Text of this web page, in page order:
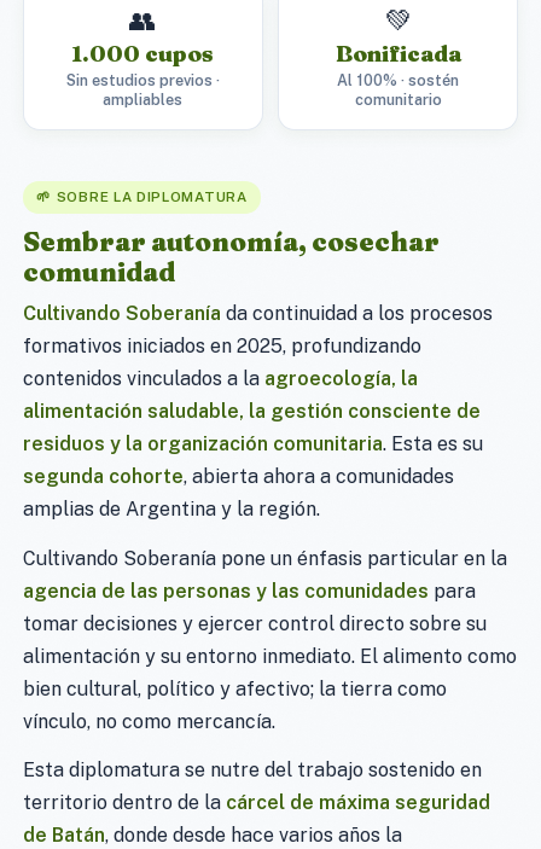
👥
1.000 cupos
Sin estudios previos ·
ampliables
💚
Bonificada
Al 100% · sostén
comunitario
🌱 SOBRE LA DIPLOMATURA
Sembrar autonomía, cosechar
comunidad
Cultivando Soberanía da continuidad a los procesos
formativos iniciados en 2025, profundizando
contenidos vinculados a la agroecología, la
alimentación saludable, la gestión consciente de
residuos y la organización comunitaria. Esta es su
segunda cohorte, abierta ahora a comunidades
amplias de Argentina y la región.
Cultivando Soberanía pone un énfasis particular en la
agencia de las personas y las comunidades para
tomar decisiones y ejercer control directo sobre su
alimentación y su entorno inmediato. El alimento como
bien cultural, político y afectivo; la tierra como
vínculo, no como mercancía.
Esta diplomatura se nutre del trabajo sostenido en
territorio dentro de la cárcel de máxima seguridad
de Batán, donde desde hace varios años la